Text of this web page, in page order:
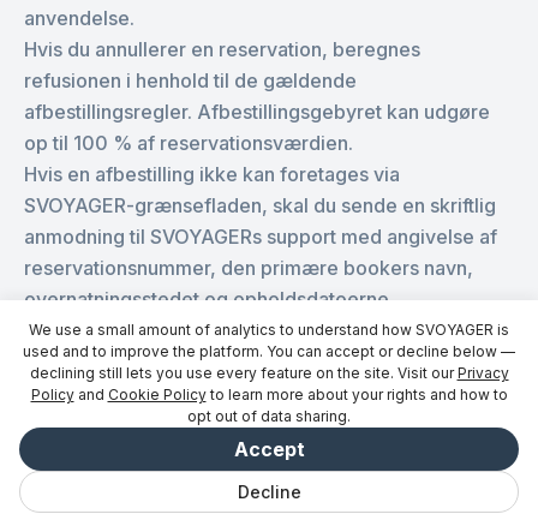
anvendelse.
Hvis du annullerer en reservation, beregnes
refusionen i henhold til de gældende
afbestillingsregler. Afbestillingsgebyret kan udgøre
op til 100 % af reservationsværdien.
Hvis en afbestilling ikke kan foretages via
SVOYAGER-grænsefladen, skal du sende en skriftlig
anmodning til SVOYAGERs support med angivelse af
reservationsnummer, den primære bookers navn,
overnatningsstedet og opholdsdatoerne.
En eventuel refusion foretages normalt via den
oprindelige betalingsmetode. Hvor lang tid det tager,
før pengene er på kontoen, kan afhænge af
betalingsudbyderen, banken, kortnetværket og det
land, hvor kortet er udstedt.
Hvis du forlader overnatningsstedet før
udtjekningsdatoen, er en refusion for ubrugte
Chat Gemt Udflugter Udforsk Vibe Log ind
We use a small amount of analytics to understand how SVOYAGER is
used and to improve the platform. You can accept or decline below —
declining still lets you use every feature on the site. Visit our Privacy
Policy and Cookie Policy to learn more about your rights and how to
opt out of data sharing.
Decline
Accept